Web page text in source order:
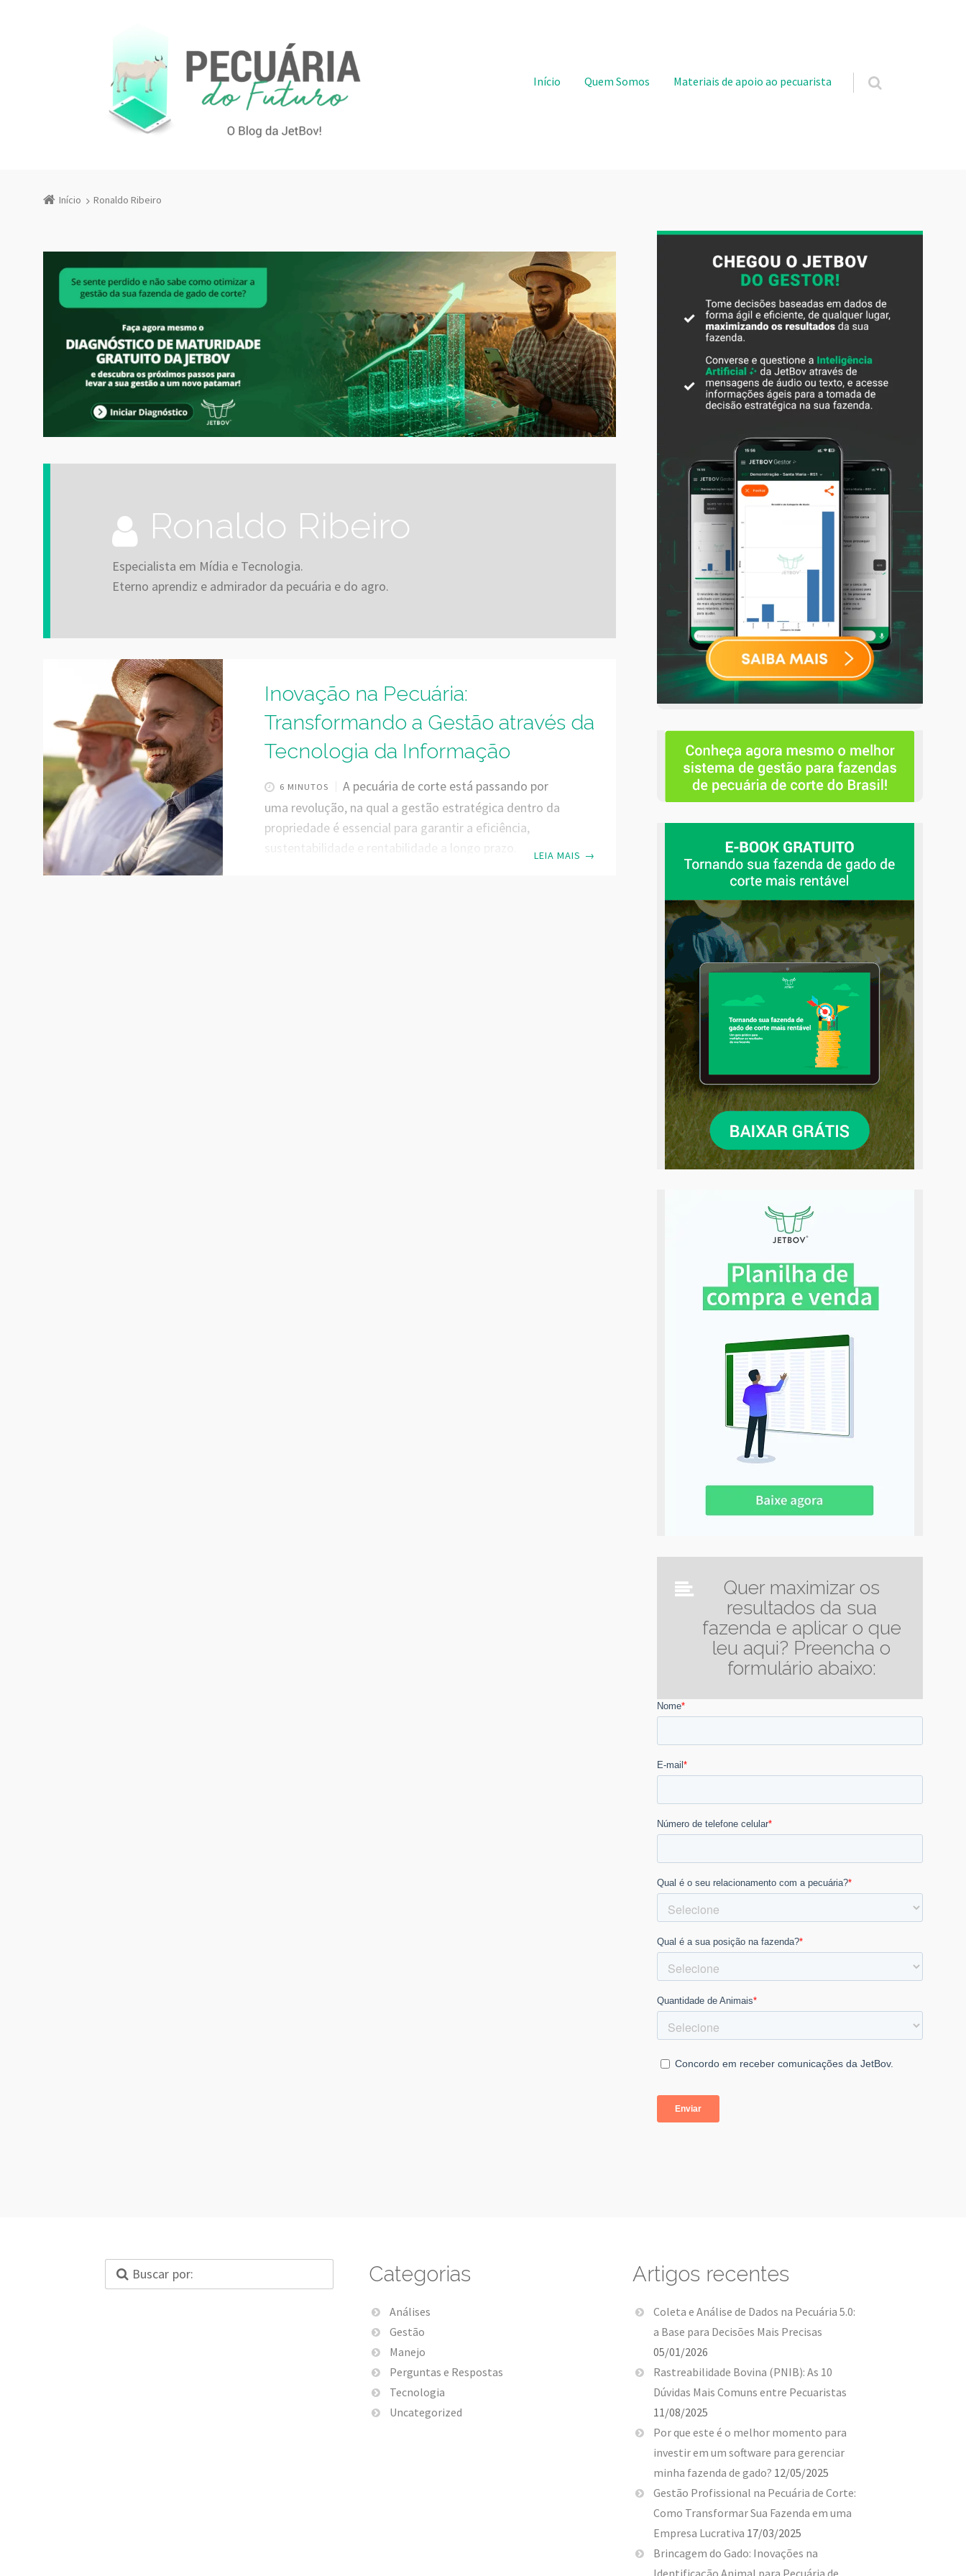
Pular para o conteúdo
Início Quem Somos Materiais de apoio ao pecuarista
Início Ronaldo Ribeiro
Ronaldo Ribeiro
Especialista em Mídia e Tecnologia.
Eterno aprendiz e admirador da pecuária e do agro.
Inovação na Pecuária:
Transformando a Gestão através da
Tecnologia da Informação
6 MINUTOS
A pecuária de corte está passando por
uma revolução, na qual a gestão estratégica dentro da
propriedade é essencial para garantir a eficiência,
sustentabilidade e rentabilidade a longo prazo.
LEIA MAIS →
Quer maximizar os
resultados da sua
fazenda e aplicar o que
leu aqui? Preencha o
formulário abaixo:
Categorias
Análises
Gestão
Manejo
Perguntas e Respostas
Tecnologia
Uncategorized
Artigos recentes
Coleta e Análise de Dados na Pecuária 5.0:
a Base para Decisões Mais Precisas
05/01/2026
Rastreabilidade Bovina (PNIB): As 10
Dúvidas Mais Comuns entre Pecuaristas
11/08/2025
Por que este é o melhor momento para
investir em um software para gerenciar
minha fazenda de gado? 12/05/2025
Gestão Profissional na Pecuária de Corte:
Como Transformar Sua Fazenda em uma
Empresa Lucrativa 17/03/2025
Brincagem do Gado: Inovações na
Identificação Animal para Pecuária de